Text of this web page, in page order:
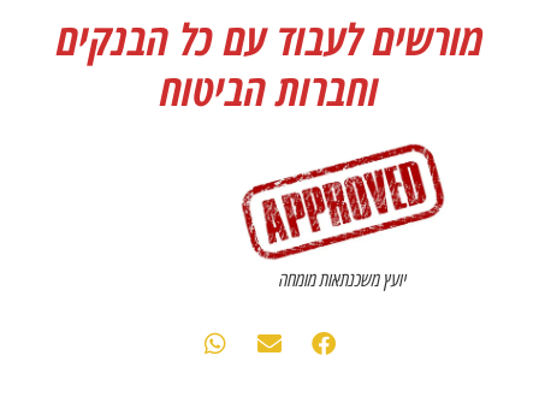
מורשים לעבוד עם כל הבנקים
וחברות הביטוח
יועץ משכנתאות מומחה